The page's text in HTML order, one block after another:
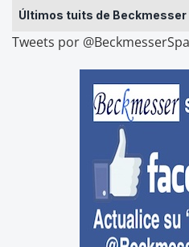
Últimos tuits de Beckmesser
Tweets por